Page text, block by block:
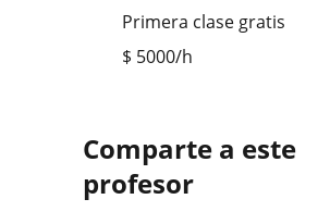
Primera clase gratis
$ 5000/h
Comparte a este
profesor